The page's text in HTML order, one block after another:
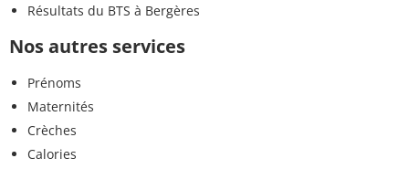
Résultats du BTS à Bergères
Nos autres services
Prénoms
Maternités
Crèches
Calories